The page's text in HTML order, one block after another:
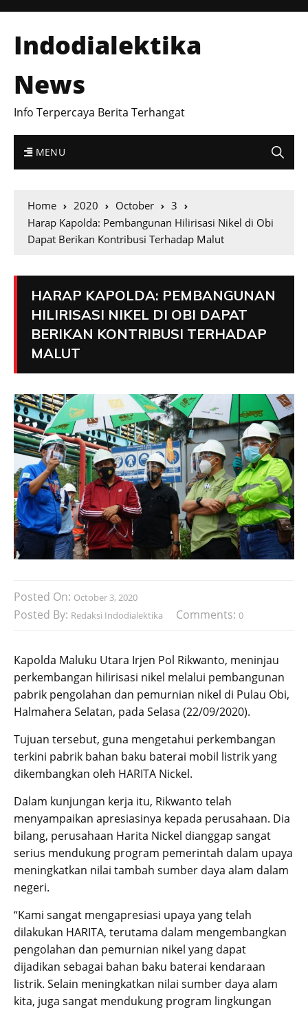
Indodialektika
News
Info Terpercaya Berita Terhangat
MENU
Home 2020 October
3
Harap Kapolda: Pembangunan Hilirisasi Nikel di Obi
Dapat Berikan Kontribusi Terhadap Malut
HARAP KAPOLDA: PEMBANGUNAN
HILIRISASI NIKEL DI OBI DAPAT
BERIKAN KONTRIBUSI TERHADAP
MALUT
Posted On: October 3, 2020
Posted By: Redaksi Indodialektika Comments: 0
Kapolda Maluku Utara Irjen Pol Rikwanto, meninjau
perkembangan hilirisasi nikel melalui pembangunan
pabrik pengolahan dan pemurnian nikel di Pulau Obi,
Halmahera Selatan, pada Selasa (22/09/2020).
Tujuan tersebut, guna mengetahui perkembangan
terkini pabrik bahan baku baterai mobil listrik yang
dikembangkan oleh HARITA Nickel.
Dalam kunjungan kerja itu, Rikwanto telah
menyampaikan apresiasinya kepada perusahaan. Dia
bilang, perusahaan Harita Nickel dianggap sangat
serius mendukung program pemerintah dalam upaya
meningkatkan nilai tambah sumber daya alam dalam
negeri.
“Kami sangat mengapresiasi upaya yang telah
dilakukan HARITA, terutama dalam mengembangkan
pengolahan dan pemurnian nikel yang dapat
dijadikan sebagai bahan baku baterai kendaraan
listrik. Selain meningkatkan nilai sumber daya alam
kita, juga sangat mendukung program lingkungan